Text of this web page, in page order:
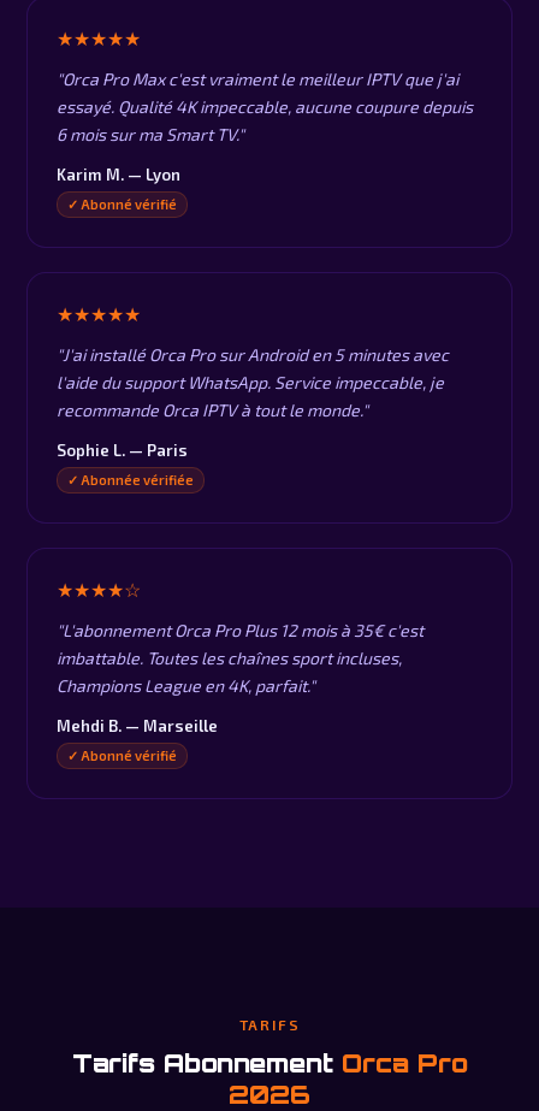
★★★★★
"Orca Pro Max c'est vraiment le meilleur IPTV que j'ai
essayé. Qualité 4K impeccable, aucune coupure depuis
6 mois sur ma Smart TV."
Karim M. — Lyon
✓ Abonné vérifié
★★★★★
"J'ai installé Orca Pro sur Android en 5 minutes avec
l'aide du support WhatsApp. Service impeccable, je
recommande Orca IPTV à tout le monde."
Sophie L. — Paris
✓ Abonnée vérifiée
★★★★☆
"L'abonnement Orca Pro Plus 12 mois à 35€ c'est
imbattable. Toutes les chaînes sport incluses,
Champions League en 4K, parfait."
Mehdi B. — Marseille
✓ Abonné vérifié
TARIFS
Tarifs Abonnement Orca Pro
2026